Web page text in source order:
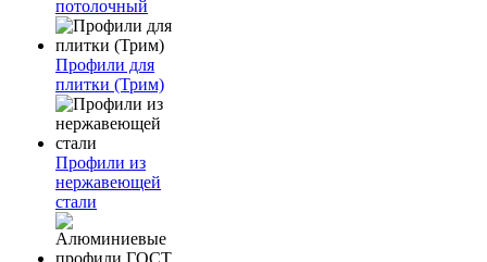
потолочный
Профили для
плитки (Трим)
Профили из
нержавеющей
стали